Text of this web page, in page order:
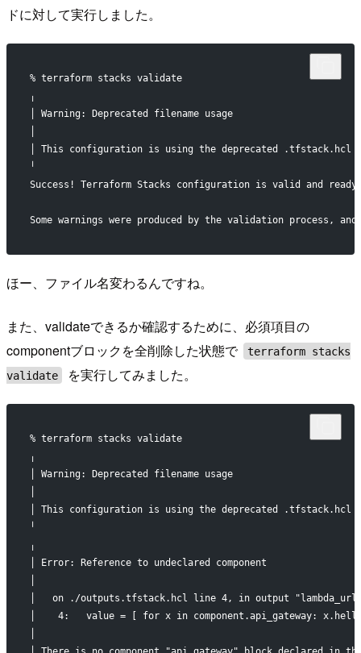
ドに対して実行しました。
% terraform stacks validate
╷
│ Warning: Deprecated filename usage
│ This configuration is using the deprecated
╵
Success! Terraform Stacks configuration is valid and
Some warnings were produced by the validation process,
ほー、ファイル名変わるんですね。
また、validateできるか確認するために、必須項目の
componentブロックを全削除した状態で
terraform stacks
validate
を実行してみました。
% terraform stacks validate
╷
│ Warning: Deprecated filename usage
│ This configuration is using the deprecated
╵
╷
│ Error: Reference to undeclared component
│   on ./outputs.tfstack.hcl line 4, in output
│    4:   value = [ for x in component.api_gateway: